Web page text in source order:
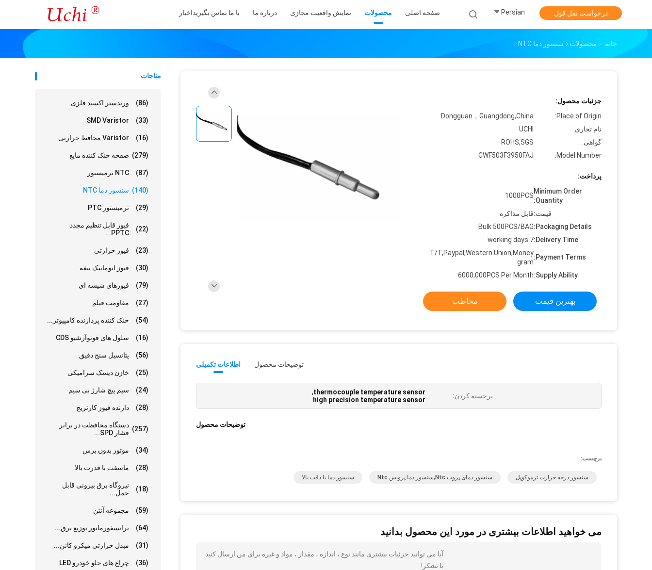
صفحه اصلی محصولات نمایش واقعیت مجازی درباره ما با ما تماس بگیریداخبار Persian درخواست نقل قول
خانه محصولات سنسور دما NTC
مناجات
وریدستر اکسید فلزی (86)
SMD Varistor (33)
Varistor محافظ حرارتی (16)
صفحه خنک کننده مایع (279)
NTC ترمیستور (87)
سنسور دما NTC (140)
ترمیستور PTC (29)
فیوز قابل تنظیم مجدد
PPTC...
(22)
فیوز حرارتی (23)
فیوز اتوماتیک تیغه (30)
فیوزهای شیشه ای (79)
مقاومت فیلم (27)
خنک کننده پردازنده کامپیوتر... (54)
سلول های فوتوآرشیو CDS (16)
پتانسیل سنج دقیق (56)
خازن دیسک سرامیکی (25)
سیم پیچ شارژ بی سیم (24)
دارنده فیوز کارتریج (28)
دستگاه محافظت در برابر
فشار SPD...
(257)
موتور بدون برس (34)
ماسفت با قدرت بالا (28)
نیروگاه برق بیرونی قابل
حمل...
(18)
مجموعه آنتن (59)
ترانسفورماتور توزیع برق... (64)
مبدل حرارتی میکرو کانن... (31)
چراغ های جلو خودرو LED (36)
جزئیات محصول:
Place of Origin:
Dongguan，Guangdong,China
نام تجاری:
UCHI
گواهی:
ROHS,SGS
Model Number:
CWF503F3950FAJ
پرداخت:
Minimum Order
Quantity:
1000PCS
قیمت:قابل مذاکره
Packaging Details:
Bulk 500PCS/BAG
Delivery Time:
7 working days
Payment Terms:
T/T,Paypal,Western Union,Money
gram
Supply Ability:
6000,000PCS Per Month
بهترین قیمت مخاطب
اطلاعات تکمیلی توضیحات محصول
برجسته کردن: thermocouple temperature sensor
,
high precision temperature sensor
توضیحات محصول
برچسب:
سنسور درجه حرارت ترموکوپل سنسور دمای پروب Ntc,سنسور دما پروبس Ntc سنسور دما با دقت بالا
می خواهید اطلاعات بیشتری در مورد این محصول بدانید
آیا می توانید جزئیات بیشتری مانند نوع ، اندازه ، مقدار ، مواد و غیره برای من ارسال کنید
با تشکر!